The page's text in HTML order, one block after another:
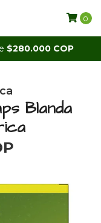
$280.000 COP
0
Blanda